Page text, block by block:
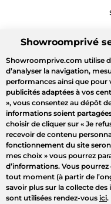
Showroomprivé
Showroomprive.com utilise
d’analyser la navigation,
performances ainsi que pour
publicités adaptées à vos
», vous consentez au dépôt
informations soient
choisir de cliquer sur « Je
recevoir de contenu
fonctionnement du site
mes choix » vous pourrez
d’informations. Vous
tout moment (à partir de
savoir plus sur la collecte
sont utilisées rendez-vous ici.